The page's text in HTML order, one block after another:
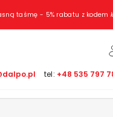
taśmę - 5% rabatu z kodem
tel: +48 535 797